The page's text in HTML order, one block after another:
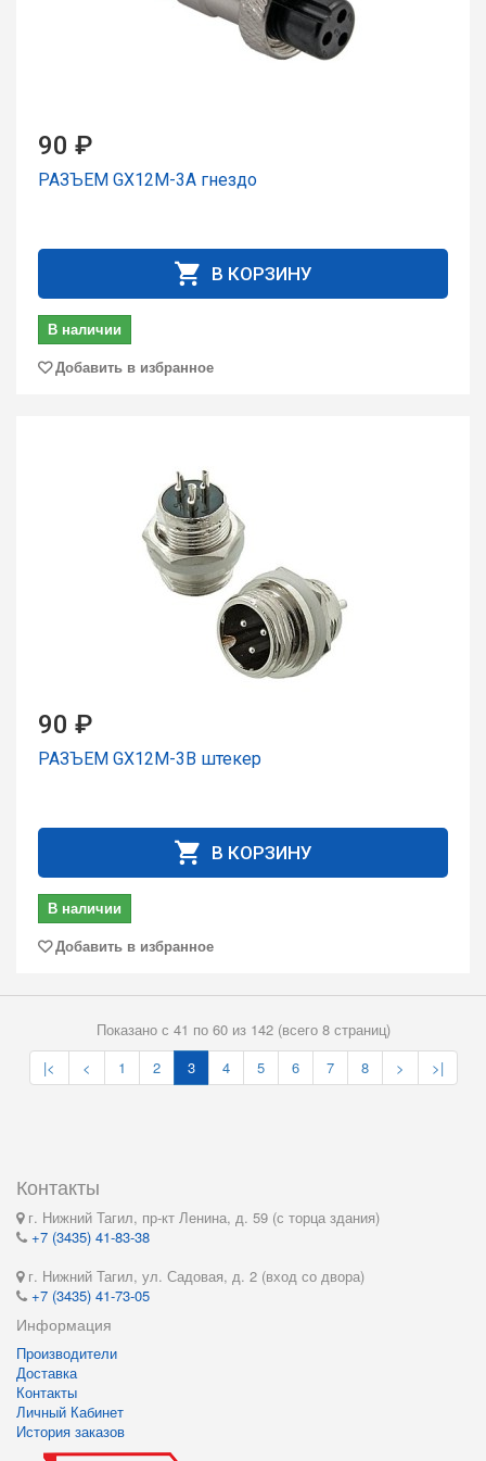
90 ₽
РАЗЪЕМ GX12M-3A гнездо
В КОРЗИНУ
В наличии
Добавить в избранное
90 ₽
РАЗЪЕМ GX12M-3B штекер
В КОРЗИНУ
В наличии
Добавить в избранное
Показано с 41 по 60 из 142 (всего 8 страниц)
|<
< 1 2 3 4 5 6 7 8 > >|
Контакты
г. Нижний Тагил, пр-кт Ленина, д. 59 (с торца здания)
+7 (3435) 41-83-38
г. Нижний Тагил, ул. Садовая, д. 2 (вход со двора)
+7 (3435) 41-73-05
Информация
Производители
Доставка
Контакты
Личный Кабинет
История заказов